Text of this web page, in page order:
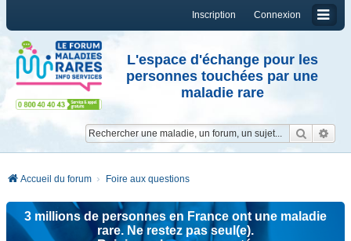
Connexion
Inscription
L'espace d'échange pour les
personnes touchées par une
maladie rare
Accueil du forum Foire aux questions
3 millions de personnes en France ont une maladie
rare. Ne restez pas seul(e).